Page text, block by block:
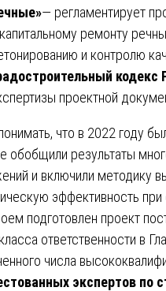
— регламентирует
ремонту
и контролю
кодекс
проектной
что в 2022 году
обобщили результаты
и включили методику
эффективность
подготовлен проект
ответственности в
числа
экспертов по